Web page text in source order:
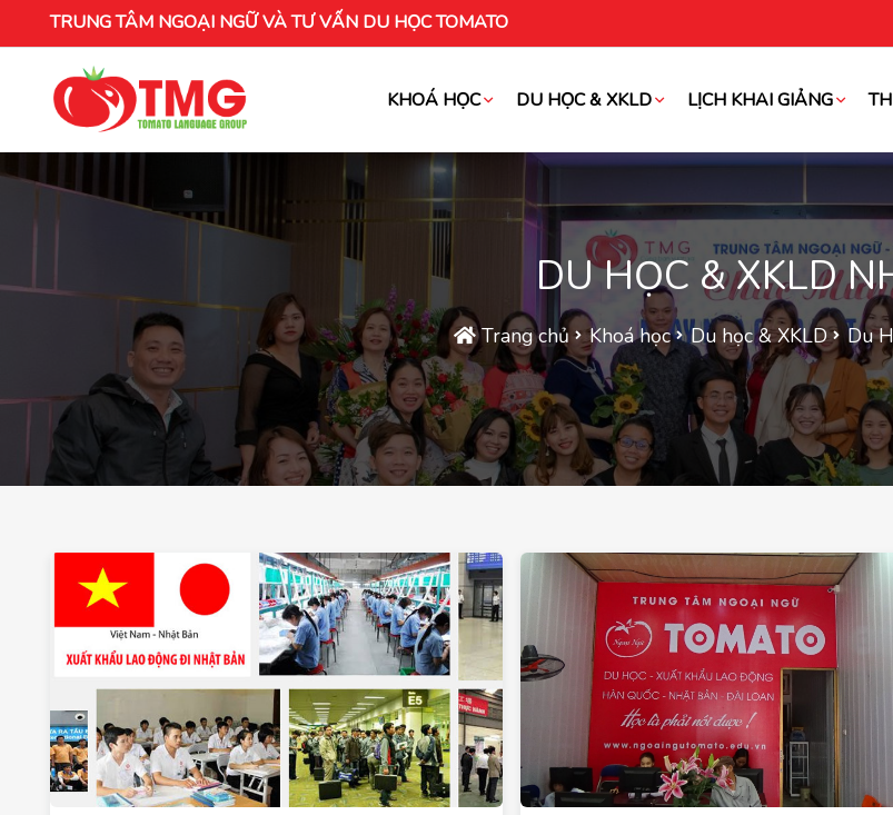
TRUNG TÂM NGOẠI NGỮ VÀ TƯ VẤN DU HỌC TOMATO
KHOÁ HỌC DU HỌC & XKLD LỊCH KHAI GIẢNG
DU HỌC & XKLD
Trang chủ Khoá học Du học & XKLD Du